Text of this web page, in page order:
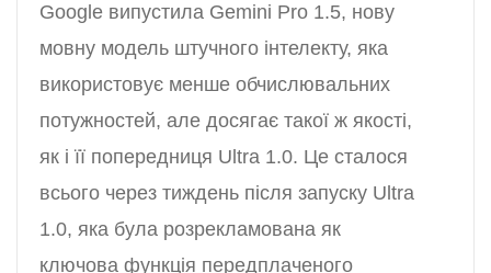
Google випустила Gemini Pro 1.5, нову
мовну модель штучного інтелекту, яка
використовує менше обчислювальних
потужностей, але досягає такої ж якості,
як і її попередниця Ultra 1.0. Це сталося
всього через тиждень після запуску Ultra
1.0, яка була розрекламована як
ключова функція передплаченого